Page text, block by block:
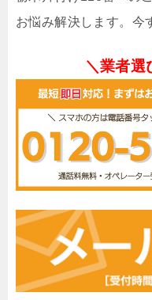
お悩み解決します。今
＼業者